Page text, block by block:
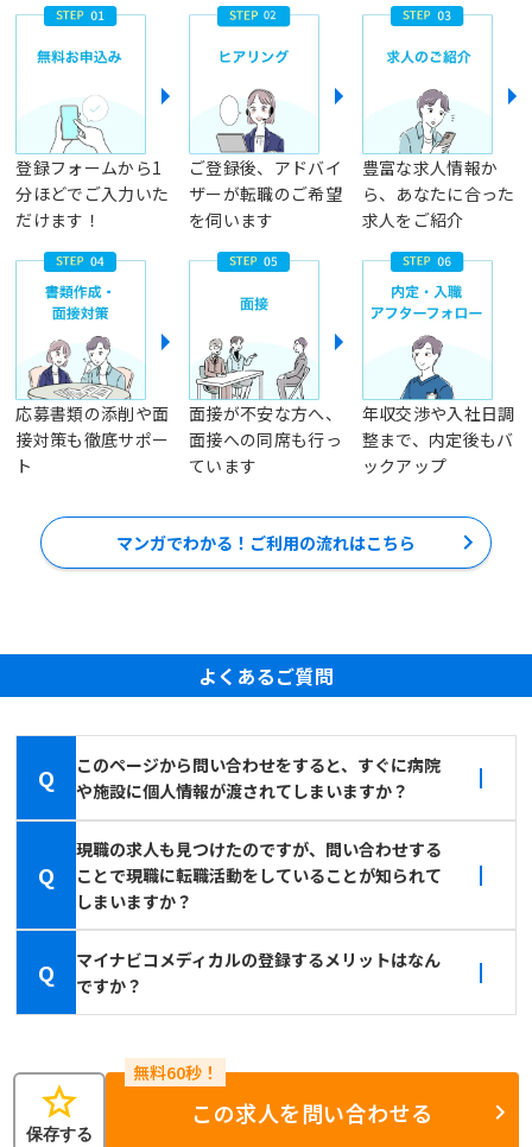
登録フォームから1
分ほどでご入力いた
だけます！
ご登録後、アドバイ
ザーが転職のご希望
を伺います
豊富な求人情報か
ら、あなたに合った
求人をご紹介
応募書類の添削や面
接対策も徹底サポー
ト
面接が不安な方へ、
面接への同席も行っ
ています
年収交渉や入社日調
整まで、内定後もバ
ックアップ
マンガでわかる！ご利用の流れはこちら
よくあるご質問
Q
このページから問い合わせをすると、すぐに病院
や施設に個人情報が渡されてしまいますか？
Q
現職の求人も見つけたのですが、問い合わせする
ことで現職に転職活動をしていることが知られて
しまいますか？
Q
マイナビコメディカルの登録するメリットはなん
ですか？
star
保存する
この求人を問い合わせる